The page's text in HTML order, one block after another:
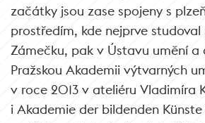
začátky jsou zase spojeny s
prostředím, kde nejprve studoval
Zámečku, pak v Ústavu umění a
Pražskou Akademii výtvarných
v roce 2013 v ateliéru Vladimíra
i Akademie der bildenden